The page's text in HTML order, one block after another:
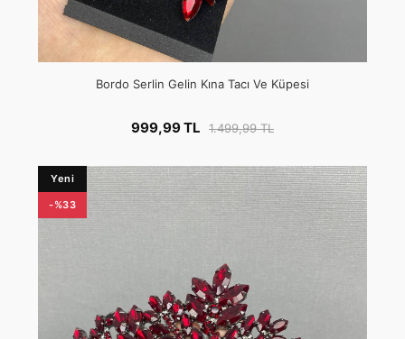
Bordo Serlin Gelin Kına Tacı Ve Küpesi
999,99 TL 1.499,99 TL
Yeni
-%33